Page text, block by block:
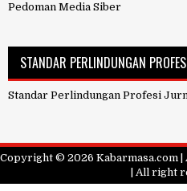
Pedoman Media Siber
STANDAR PERLINDUNGAN
Standar Perlindungan Profesi
Copyright © 2026 Kabarmasa.com
| All right